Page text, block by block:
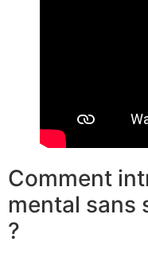
Comment
mental sans
?